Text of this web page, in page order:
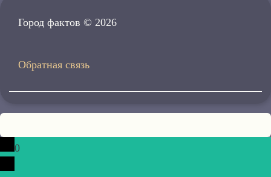
Город фактов © 2026
Обратная связь
0